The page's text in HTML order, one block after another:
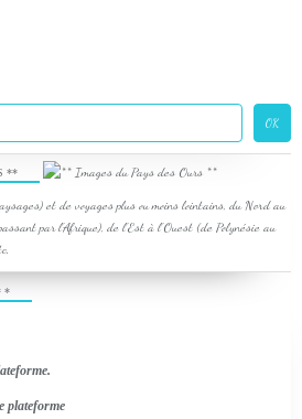
**
et de voyages plus ou moins lointains, du Nord au
par l'Afrique), de l'Est à l'Ouest (de Polynésie au
*
plateforme